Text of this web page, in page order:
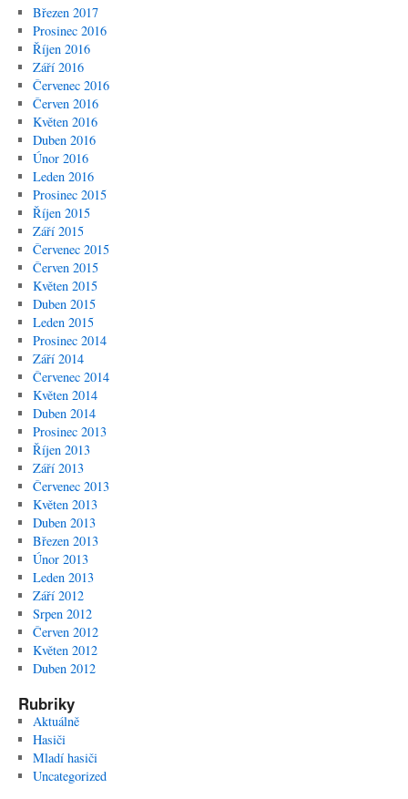
Březen 2017
Prosinec 2016
Říjen 2016
Září 2016
Červenec 2016
Červen 2016
Květen 2016
Duben 2016
Únor 2016
Leden 2016
Prosinec 2015
Říjen 2015
Září 2015
Červenec 2015
Červen 2015
Květen 2015
Duben 2015
Leden 2015
Prosinec 2014
Září 2014
Červenec 2014
Květen 2014
Duben 2014
Prosinec 2013
Říjen 2013
Září 2013
Červenec 2013
Květen 2013
Duben 2013
Březen 2013
Únor 2013
Leden 2013
Září 2012
Srpen 2012
Červen 2012
Květen 2012
Duben 2012
Rubriky
Aktuálně
Hasiči
Mladí hasiči
Uncategorized